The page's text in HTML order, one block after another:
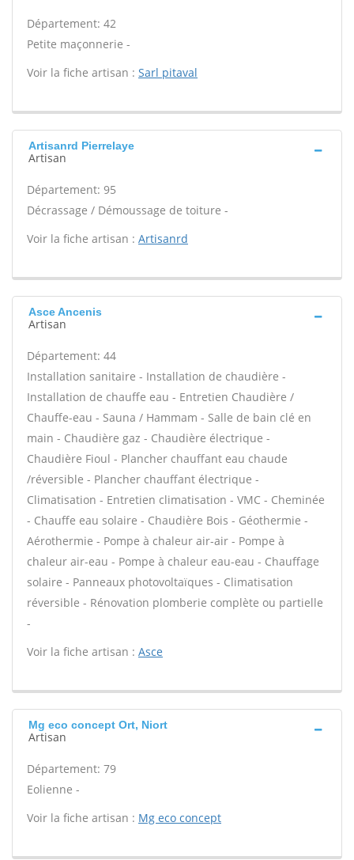
Département: 42
Petite maçonnerie -
Voir la fiche artisan : Sarl pitaval
Artisanrd Pierrelaye
Artisan
Département: 95
Décrassage / Démoussage de toiture -
Voir la fiche artisan : Artisanrd
Asce Ancenis
Artisan
Département: 44
Installation sanitaire - Installation de chaudière -
Installation de chauffe eau - Entretien Chaudière /
Chauffe-eau - Sauna / Hammam - Salle de bain clé en
main - Chaudière gaz - Chaudière électrique -
Chaudière Fioul - Plancher chauffant eau chaude
/réversible - Plancher chauffant électrique -
Climatisation - Entretien climatisation - VMC - Cheminée
- Chauffe eau solaire - Chaudière Bois - Géothermie -
Aérothermie - Pompe à chaleur air-air - Pompe à
chaleur air-eau - Pompe à chaleur eau-eau - Chauffage
solaire - Panneaux photovoltaïques - Climatisation
réversible - Rénovation plomberie complète ou partielle
-
Voir la fiche artisan : Asce
Mg eco concept Ort, Niort
Artisan
Département: 79
Eolienne -
Voir la fiche artisan : Mg eco concept